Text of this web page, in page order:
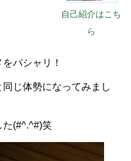
自己紹介はこち
ら
パシャリ！
じ体勢になってみまし
た(#^.^#)笑